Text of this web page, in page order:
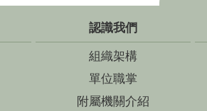
認識我們
組織架構
單位職掌
附屬機關介紹